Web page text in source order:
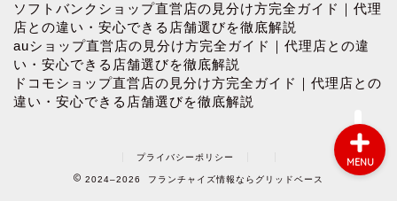
ソフトバンクショップ直営店の見分け方完全ガイド｜代理
店との違い・安心できる店舗選びを徹底解説
auショップ直営店の見分け方完全ガイド｜代理店との違
い・安心できる店舗選びを徹底解説
ドコモショップ直営店の見分け方完全ガイド｜代理店との
違い・安心できる店舗選びを徹底解説
プライバシーポリシー
2024–2026 フランチャイズ情報ならグリッドベース
MENU
プロフィール
プライバシーポリシー